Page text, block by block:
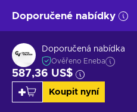
Doporučené nabídky
Doporučená nabídka
Ověřeno Eneba
587,36 US$
Koupit nyní